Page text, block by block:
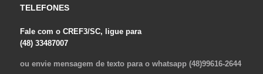
TELEFONES
Fale com o CREF3/SC, ligue para
(48) 33487007
ou envie mensagem de texto para o whatsapp (48)99616-2644